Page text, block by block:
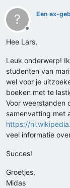
?
Offline
Een ex-
Hee Lars,
Leuk onderwerp!
studenten van
wel voor je
boeken met te
Voor weerstanden
samenvatting met
https://
veel informatie
Succes!
Groetjes,
Midas